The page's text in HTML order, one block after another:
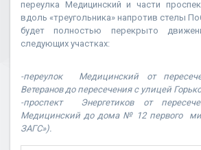
переулка Медицинский и части
вдоль «треугольника» напротив стелы
будет полностью перекрыто
следующих участках:
-переулок Медицинский от
Ветеранов до пересечения с улицей
-проспект Энергетиков от
Медицинский до дома № 12 первого
ЗАГС»).